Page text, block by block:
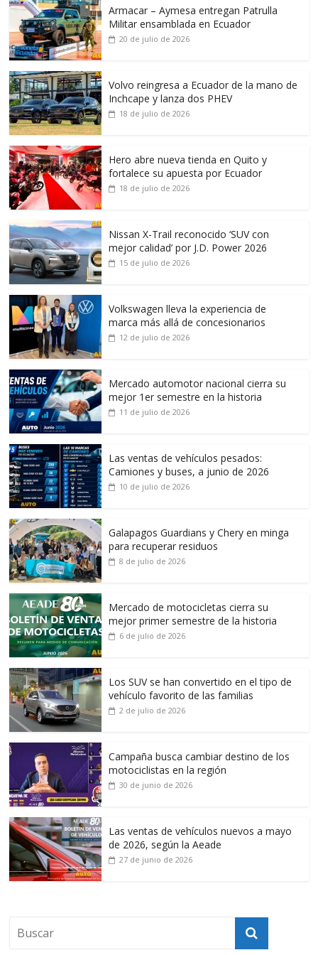
Armacar – Aymesa entregan Patrulla
Militar ensamblada en Ecuador
20 de julio de 2026
Volvo reingresa a Ecuador de la mano de
Inchcape y lanza dos PHEV
18 de julio de 2026
Hero abre nueva tienda en Quito y
fortalece su apuesta por Ecuador
18 de julio de 2026
Nissan X-Trail reconocido ‘SUV con
mejor calidad’ por J.D. Power 2026
15 de julio de 2026
Volkswagen lleva la experiencia de
marca más allá de concesionarios
12 de julio de 2026
Mercado automotor nacional cierra su
mejor 1er semestre en la historia
11 de julio de 2026
Las ventas de vehículos pesados:
Camiones y buses, a junio de 2026
10 de julio de 2026
Galapagos Guardians y Chery en minga
para recuperar residuos
8 de julio de 2026
Mercado de motocicletas cierra su
mejor primer semestre de la historia
6 de julio de 2026
Los SUV se han convertido en el tipo de
vehículo favorito de las familias
2 de julio de 2026
Campaña busca cambiar destino de los
motociclistas en la región
30 de junio de 2026
Las ventas de vehículos nuevos a mayo
de 2026, según la Aeade
27 de junio de 2026